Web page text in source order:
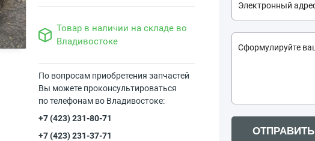
Товар в наличии на складе во
Владивостоке
По вопросам приобретения запчастей
Вы можете проконсультироваться
по телефонам во Владивостоке:
+7 (423) 231-80-71
+7 (423) 231-37-71
ОТПРАВИТЬ